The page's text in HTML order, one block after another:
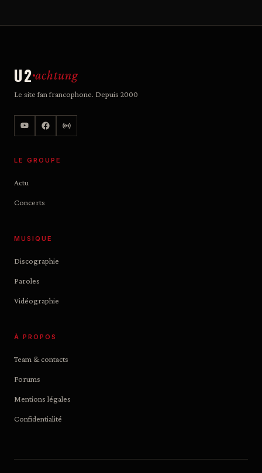
U2 achtung
Le site fan francophone. Depuis 2000
LE GROUPE
Actu
Concerts
MUSIQUE
Discographie
Paroles
Vidéographie
À PROPOS
Team & contacts
Forums
Mentions légales
Confidentialité